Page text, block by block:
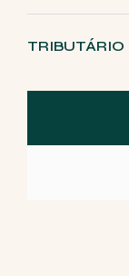
TRIBUTÁRIO